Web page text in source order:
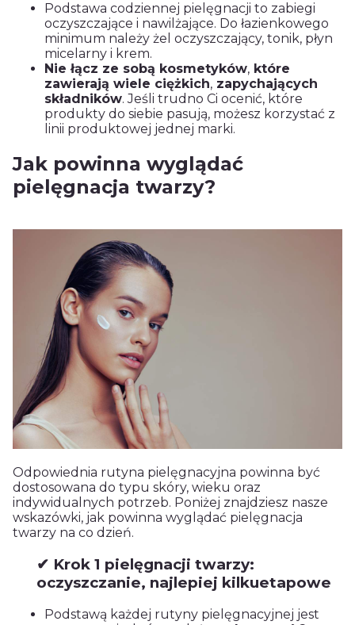
Podstawa codziennej pielęgnacji to zabiegi
oczyszczające i nawilżające. Do łazienkowego
minimum należy żel oczyszczający, tonik, płyn
micelarny i krem.
Nie łącz ze sobą kosmetyków, które
zawierają wiele ciężkich, zapychających
składników. Jeśli trudno Ci ocenić, które
produkty do siebie pasują, możesz korzystać z
linii produktowej jednej marki.
Jak powinna wyglądać
pielęgnacja twarzy?
Odpowiednia rutyna pielęgnacyjna powinna być
dostosowana do typu skóry, wieku oraz
indywidualnych potrzeb. Poniżej znajdziesz nasze
wskazówki, jak powinna wyglądać pielęgnacja
twarzy na co dzień.
✔ Krok 1 pielęgnacji twarzy:
oczyszczanie, najlepiej kilkuetapowe
Podstawą każdej rutyny pielęgnacyjnej jest